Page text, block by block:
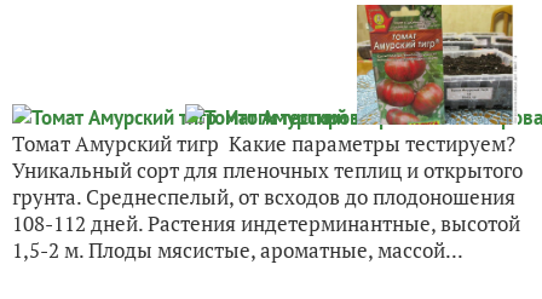
Томат Амурский тигр Какие параметры тестируем?
Уникальный сорт для пленочных теплиц и открытого
грунта. Среднеспелый, от всходов до плодоношения
108-112 дней. Растения индетерминантные, высотой
1,5-2 м. Плоды мясистые, ароматные, массой...